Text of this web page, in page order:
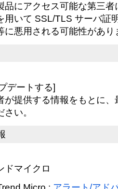
品にアクセス可能な第三
用いて SSL/TLS サーバ証
に悪用される可能性があり
デートする]
が提供する情報をもとに
さい。
ドマイクロ